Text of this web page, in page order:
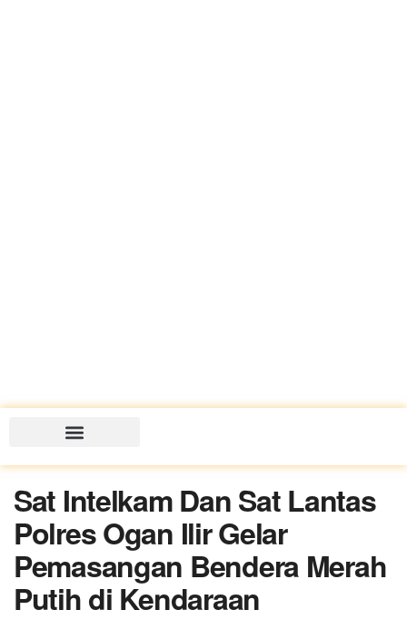
Sat Intelkam Dan Sat Lantas
Polres Ogan Ilir Gelar
Pemasangan Bendera Merah
Putih di Kendaraan